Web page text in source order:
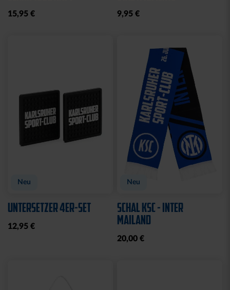
15,95 € 9,95 €
Neu
UNTERSETZER 4ER-SET
12,95 €
Neu
SCHAL KSC - INTER
MAILAND
20,00 €